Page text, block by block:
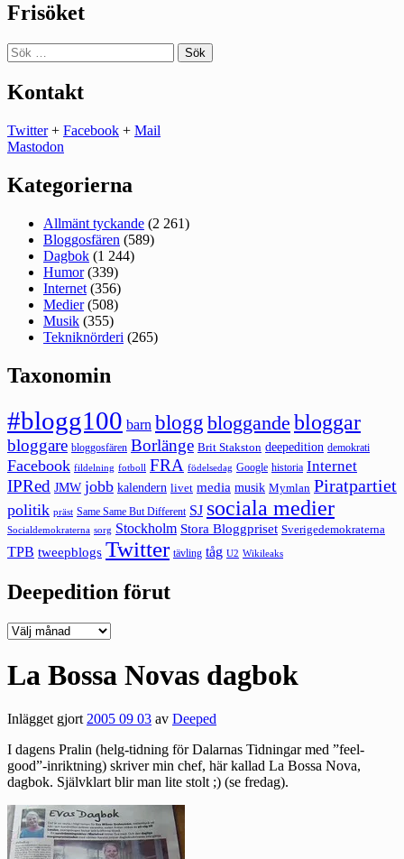
Frisöket
Sök
efter:
Kontakt
Twitter+ Facebook + Mail
Mastodon
Kategorierna
Allmänt tyckande (2 261)
Bloggosfären (589)
Dagbok (1 244)
Humor(339)
Internet (356)
Medier(508)
Musik (355)
Tekniknörderi (265)
Taxonomin
#blogg100 barn blogg bloggande bloggar
bloggare bloggosfären Borlänge Brit Stakston deepedition demokrati
Facebook fildelning fotboll FRA födelsedag Google historia Internet
IPRed JMW jobb kalendern livet media musik Mymlan Piratpartiet
politik präst Same Same But Different SJ sociala medier
Socialdemokraterna sorg Stockholm Stora Bloggpriset Sverigedemokraterna
TPB tweepblogs Twitter tävling tåg U2 Wikileaks
Deepedition förut
Deepedition
La Bossa Novas dagbok
Inlägget gjort2005 09 03 av Deeped
I dagens Pralin (helg-tidning för Dalarnas Tidningar med ”feel-
good”-inriktning) skriver min chef, här kallad La Bossa Nova,
dagbok. Självklart blir man lite stolt ;) (se fredag).